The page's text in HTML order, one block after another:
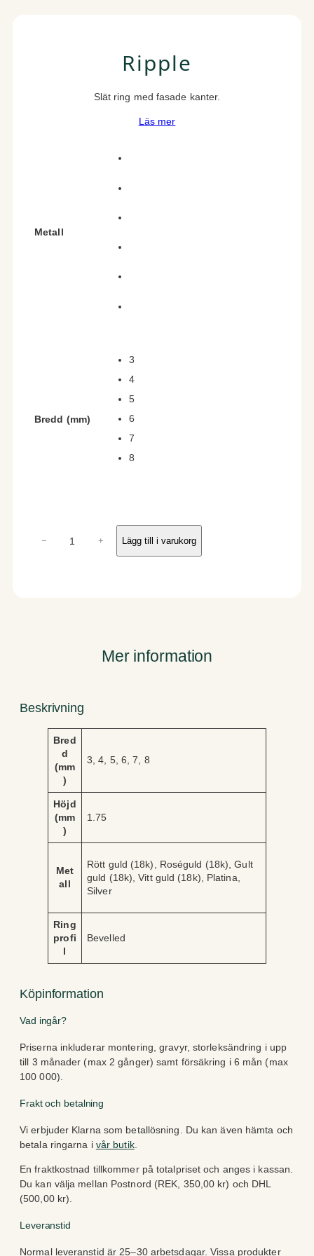
Ripple
Slät ring med fasade kanter.
Läs mer
Metall
Bredd (mm)
3
4
5
6
7
8
− + Lägg till i varukorg
Mer information
Beskrivning
Bred
d
(mm
)
3, 4, 5, 6, 7, 8
Höjd
(mm
)
1.75
Met
all
Rött guld (18k), Roséguld (18k), Gult
guld (18k), Vitt guld (18k), Platina,
Silver
Ring
profi
l
Bevelled
Köpinformation
Vad ingår?
Priserna inkluderar montering, gravyr, storleksändring i upp
till 3 månader (max 2 gånger) samt försäkring i 6 mån (max
100 000).
Frakt och betalning
Vi erbjuder Klarna som betallösning. Du kan även hämta och
betala ringarna i vår butik.
En fraktkostnad tillkommer på totalpriset och anges i kassan.
Du kan välja mellan Postnord (REK, 350,00 kr) och DHL
(500,00 kr).
Leveranstid
Normal leveranstid är 25–30 arbetsdagar. Vissa produkter